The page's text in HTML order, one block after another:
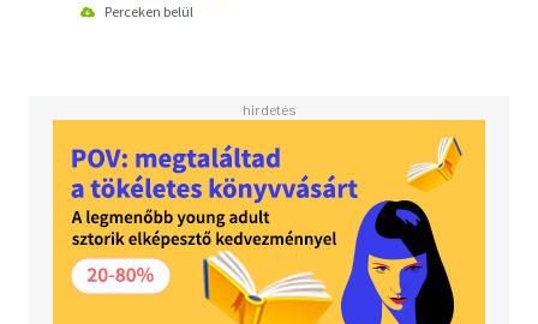
Perceken belül